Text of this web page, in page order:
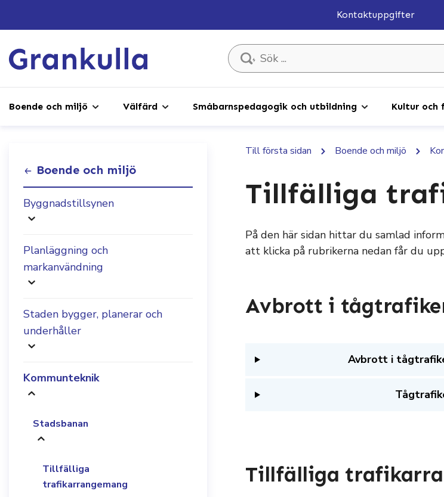
Kontaktuppgifter
Sök ...
Boende och miljö Välfärd Småbarnspedagogik och utbildning Kultur och
Boende och miljö
Byggnadstillsynen
Planläggning och
markanvändning
Staden bygger, planerar och
underhåller
Kommunteknik
Stadsbanan
Tillfälliga
trafikarrangemang
Till första sidan Boende och miljö
Tillfälliga
På den här sidan hittar du samlad
att klicka på rubrikerna nedan får du
Avbrott i
Avbrott i
Tillfälliga